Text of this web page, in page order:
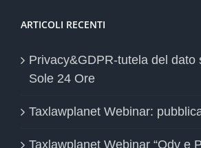
ARTICOLI RECENTI
Privacy&GDPR-tutela del dato
Sole 24 Ore
Taxlawplanet Webinar:
Taxlawplanet Webinar “Odv e